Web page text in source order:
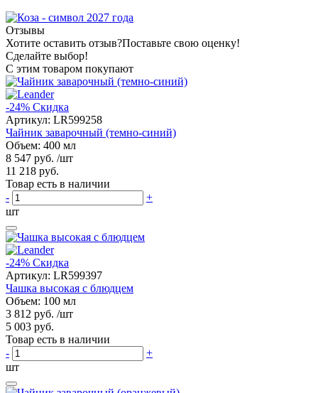
Отзывы
Хотите оставить отзыв?Поставьте свою оценку!
Сделайте выбор!
С этим товаром покупают
-24% Скидка
Артикул: LR599258
Чайник заварочный (темно-синий)
Объем: 400 мл
8 547 руб. /шт
11 218 руб.
Товар есть в наличии
-
+
шт
-24% Скидка
Артикул: LR599397
Чашка высокая с блюдцем
Объем: 100 мл
3 812 руб. /шт
5 003 руб.
Товар есть в наличии
-
+
шт